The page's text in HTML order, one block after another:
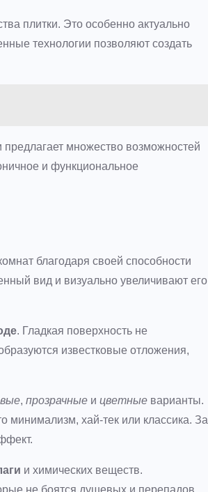
плитки. Это особенно актуально
технологии позволяют создать
множество возможностей
и функциональное
благодаря своей способности
вид и визуально увеличивают его
. Гладкая поверхность не
известковые отложения,
, прозрачные и цветные варианты.
минимализм, хай-тек или классика. За
и химических веществ.